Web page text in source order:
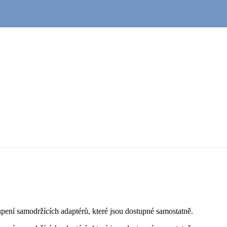
samodržících adaptérů, které jsou dostupné samostatně.